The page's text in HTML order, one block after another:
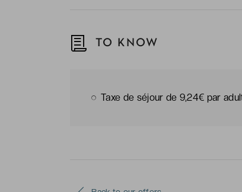
TO KNOW
Taxe de séjour de 9,24€ par